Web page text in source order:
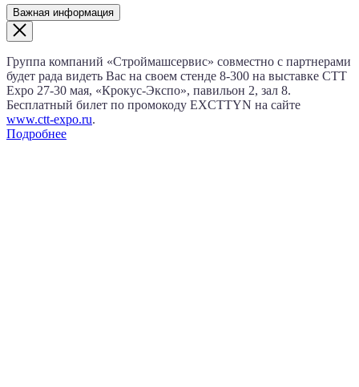
Важная информация
Группа компаний «Строймашсервис» совместно с партнерами
будет рада видеть Вас на своем стенде 8‑300 на выставке CTT
Expo 27‑30 мая, «Крокус‑Экспо», павильон 2, зал 8.
Бесплатный билет по промокоду EXCTTYN на сайте
www.сtt-expo.ru.
Подробнее